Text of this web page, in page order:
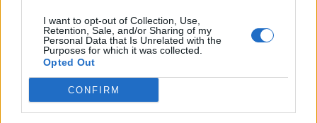
I want to opt-out of Collection, Use,
Retention, Sale, and/or Sharing of my
Personal Data that Is Unrelated with the
Purposes for which it was collected.
Opted Out
CONFIRM
УЧК...
ИСТОРИСКО ОБЕДИНУВАЊЕ НА
МАКЕДОНЦИТЕ ВО СРБИЈА:
НАЦИОНАЛЕН СОЈУЗ
УЛЦИЊ Е АЛБАНСКИ, ЌЕ ГО
ОСЛОБОДИМЕ- Скандалозна
објава на вицепремиерот на